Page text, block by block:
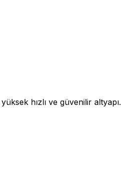
hızlı ve güvenilir altyapı.